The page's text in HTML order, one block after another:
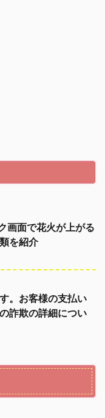
画面で花火が上がる
を紹介
。お客様の支払い
詐欺の詳細につい